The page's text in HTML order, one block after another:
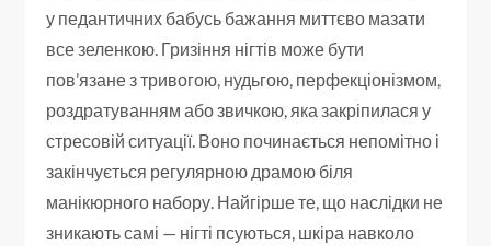
у педантичних бабусь бажання миттєво мазати
все зеленкою. Гризіння нігтів може бути
пов’язане з тривогою, нудьгою, перфекціонізмом,
роздратуванням або звичкою, яка закріпилася у
стресовій ситуації. Воно починається непомітно і
закінчується регулярною драмою біля
манікюрного набору. Найгірше те, що наслідки не
зникають самі — нігті псуються, шкіра навколо